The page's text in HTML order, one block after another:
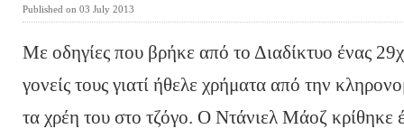
Published on 03 July 2013
Με οδηγίες που βρήκε από το Διαδίκτυο ένας
γονείς τους γιατί ήθελε χρήματα από την
τα χρέη του στο τζόγο. Ο Ντάνιελ Μάοζ κρίθηκε